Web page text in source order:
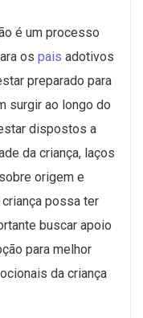
é um processo
os pais adotivos
preparado para
surgir ao longo do
dispostos a
da criança, laços
origem e
possa ter
buscar apoio
para melhor
da criança